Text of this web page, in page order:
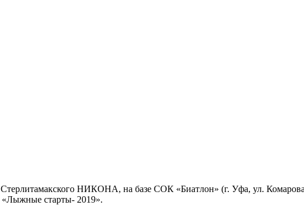
НИКОНА, на базе СОК «Биатлон» (г. Уфа, ул.
«Лыжные старты- 2019».